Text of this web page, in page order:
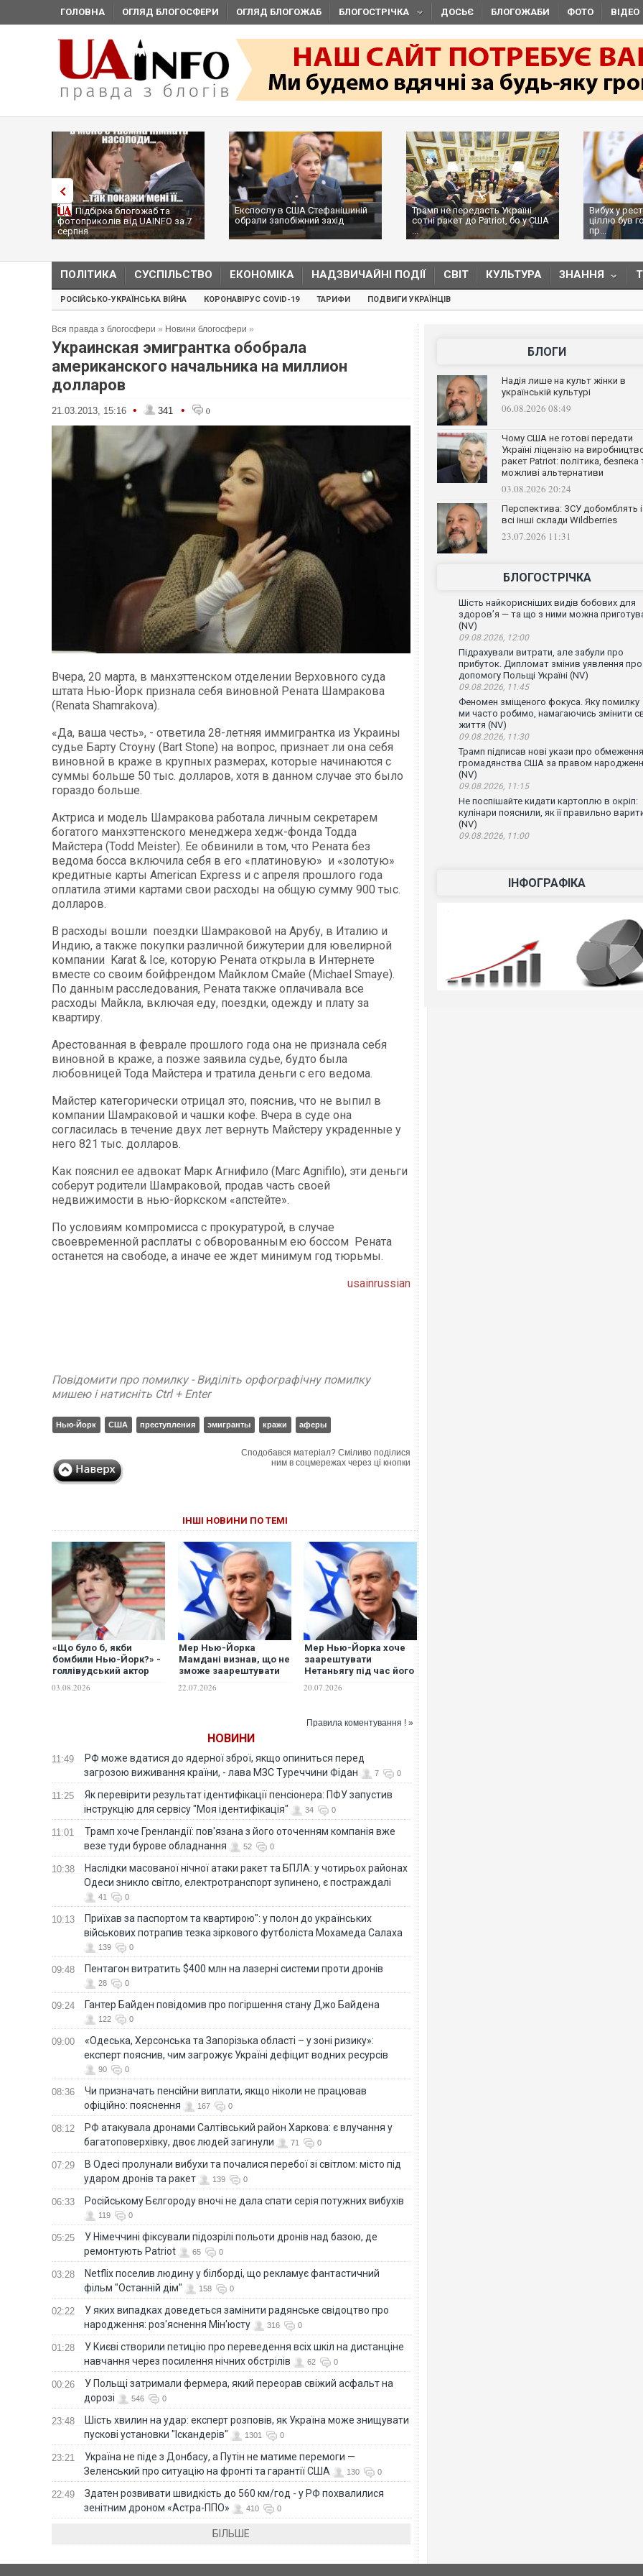
ГОЛОВНА ОГЛЯД БЛОГОСФЕРИ ОГЛЯД БЛОГОЖАБ БЛОГОСТРІЧКА ДОСЬЄ БЛОГОЖАБИ ФОТО ВІДЕО
Підбірка блогожаб та
фотоприколів від UAINFO за 7
серпня
Експослу в США Стефанішиній
обрали запобіжний захід
Трамп не передасть Україні
сотні ракет до Patriot, бо у США
...
Вибух у
ціллю був
пр...
ПОЛІТИКА СУСПІЛЬСТВО ЕКОНОМІКА НАДЗВИЧАЙНІ ПОДІЇ СВІТ КУЛЬТУРА ЗНАННЯ
РОСІЙСЬКО-УКРАЇНСЬКА ВІЙНА КОРОНАВІРУС COVID-19 ТАРИФИ ПОДВИГИ УКРАЇНЦІВ
Вся правда з блогосфери » Новини блогосфери »
Украинская эмигрантка обобрала
американского начальника на миллион
долларов
21.03.2013, 15:16 • 341 • 0
Вчера, 20 марта, в манхэттенском отделении Верховного суда
штата Нью-Йорк признала себя виновной Рената Шамракова
(Renata Shamrakova).
«Да, ваша честь», - ответила 28-летняя иммигрантка из Украины
судье Барту Стоуну (Bart Stone) на вопрос, признает ли она себя
виновной в краже в крупных размерах, которые начинаются с
суммы больше 50 тыс. долларов, хотя в данном случае это было
гораздо больше.
Актриса и модель Шамракова работала личным секретарем
богатого манхэттенского менеджера хедж-фонда Тодда
Майстера (Todd Meister). Ее обвинили в том, что Рената без
ведома босса включила себя в его «платиновую» и «золотую»
кредитные карты American Express и с апреля прошлого года
оплатила этими картами свои расходы на общую сумму 900 тыс.
долларов.
В расходы вошли поездки Шамраковой на Арубу, в Италию и
Индию, а также покупки различной бижутерии для ювелирной
компании Karat & Ice, которую Рената открыла в Интернете
вместе со своим бойфрендом Майклом Смайе (Michael Smaye).
По данным расследования, Рената также оплачивала все
расходы Майкла, включая еду, поездки, одежду и плату за
квартиру.
Арестованная в феврале прошлого года она не признала себя
виновной в краже, а позже заявила судье, будто была
любовницей Тода Майстера и тратила деньги с его ведома.
Майстер категорически отрицал это, пояснив, что не выпил в
компании Шамраковой и чашки кофе. Вчера в суде она
согласилась в течение двух лет вернуть Майстеру украденные у
него 821 тыс. долларов.
Как пояснил ее адвокат Марк Агнифило (Marc Agnifilo), эти деньги
соберут родители Шамраковой, продав часть своей
недвижимости в нью-йоркском «апстейте».
По условиям компромисса с прокуратурой, в случае
своевременной расплаты с обворованным ею боссом Рената
останется на свободе, а иначе ее ждет минимум год тюрьмы.
usainrussian
Повідомити про помилку - Виділіть орфографічну помилку
мишею і натисніть Ctrl + Enter
Нью-Йорк США преступления эмигранты кражи аферы
Сподобався матеріал? Сміливо поділися
ним в соцмережах через ці кнопки
ІНШІ НОВИНИ ПО ТЕМІ
«Що було б, якби
бомбили Нью-Йорк?» -
голлівудський актор
розповів про пережиту
03.08.2026
Мер Нью-Йорка
Мамдані визнав, що не
зможе заарештувати
Йорку за ордером МКС
22.07.2026
Мер Нью-Йорка хоче
заарештувати
Нетаньягу під час його
ООН
20.07.2026
Правила коментування ! »
НОВИНИ
11:49
РФ може вдатися до ядерної зброї, якщо опиниться перед
загрозою виживання країни, - лава МЗС Туреччини Фідан
7 0
11:25
Як перевірити результат ідентифікації пенсіонера: ПФУ запустив
інструкцію для сервісу "Моя ідентифікація"
34 0
11:01
Трамп хоче Гренландії: пов'язана з його оточенням компанія вже
везе туди бурове обладнання
52 0
10:38
Наслідки масованої нічної атаки ракет та БПЛА: у чотирьох районах
Одеси зникло світло, електротранспорт зупинено, є постраждалі
41 0
10:13
Приїхав за паспортом та квартирою": у полон до українських
військових потрапив тезка зіркового футболіста Мохамеда Салаха
139 0
09:48 Пентагон витратить $400 млн на лазерні системи проти дронів
28 0
09:24 Гантер Байден повідомив про погіршення стану Джо Байдена
122 0
09:00
«Одеська, Херсонська та Запорізька області – у зоні ризику»:
експерт пояснив, чим загрожує Україні дефіцит водних ресурсів
90 0
08:36
Чи призначать пенсійни виплати, якщо ніколи не працював
офіційно: пояснення
167 0
08:12
РФ атакувала дронами Салтівський район Харкова: є влучання у
багатоповерхівку, двоє людей загинули
71 0
07:29
В Одесі пролунали вибухи та почалися перебої зі світлом: місто під
ударом дронів та ракет
139 0
06:33 Російському Бєлгороду вночі не дала спати серія потужних вибухів
119 0
05:25
У Німеччині фіксували підозрілі польоти дронів над базою, де
ремонтують Patriot
65 0
03:28
Netflix поселив людину у білборді, що рекламує фантастичний
фільм "Останній дім"
158 0
02:22
У яких випадках доведеться замінити радянське свідоцтво про
народження: роз'яснення Мін'юсту
316 0
01:28
У Києві створили петицію про переведення всіх шкіл на дистанціне
навчання через посилення нічних обстрілів
62 0
00:26
У Польщі затримали фермера, який переорав свіжий асфальт на
дорозі
546 0
23:48
Шість хвилин на удар: експерт розповів, як Україна може знищувати
пускові установки "Іскандерів"
1301 0
23:21
Україна не піде з Донбасу, а Путін не матиме перемоги —
Зеленський про ситуацію на фронті та гарантії США
130 0
22:49
Здатен розвивати швидкість до 560 км/год - у РФ похвалилися
зенітним дроном «Астра-ППО»
410 0
БІЛЬШЕ
БЛОГИ
Надія лише на культ жінки в
українській культурі
06.08.2026 08:49
Чому США не готові передати
Україні ліцензію на
ракет Patriot: політика, безпека
можливі альтернативи
03.08.2026 20:24
Перспектива: ЗСУ добомблять і
всі інші склади Wildberries
23.07.2026 11:31
БЛОГОСТРІЧКА
Шість найкорисніших видів бобових для
здоров’я — та що з ними можна
(NV)
09.08.2026, 12:00
Підрахували витрати, але забули про
прибуток. Дипломат змінив уявлення про
допомогу Польщі Україні (NV)
09.08.2026, 11:45
Феномен зміщеного фокуса. Яку помилку
ми часто робимо, намагаючись змінити
життя (NV)
09.08.2026, 11:30
Трамп підписав нові укази про обмеження
громадянства США за правом
(NV)
09.08.2026, 11:15
Не поспішайте кидати картоплю в окріп:
кулінари пояснили, як її правильно
(NV)
09.08.2026, 11:00
ІНФОГРАФІКА
Приїхав за паспортом та